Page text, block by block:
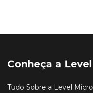
Conheça a Level
Tudo Sobre a Level Micro